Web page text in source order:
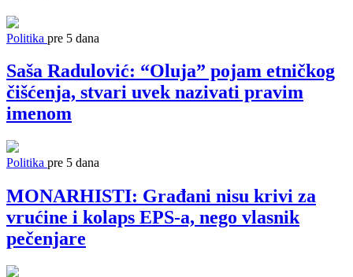
Politika pre 5 dana
Saša Radulović: “Oluja” pojam etničkog
čišćenja, stvari uvek nazivati pravim
imenom
Politika pre 5 dana
MONARHISTI: Građani nisu krivi za
vrućine i kolaps EPS-a, nego vlasnik
pečenjare